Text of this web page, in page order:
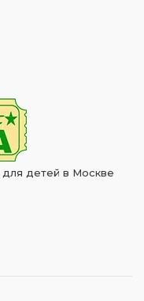
детей в Москве